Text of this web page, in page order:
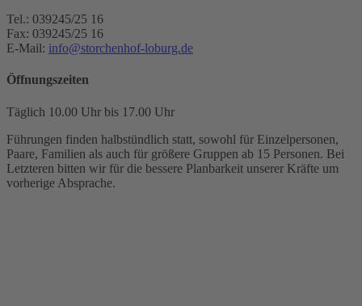
Tel.: 039245/25 16
Fax: 039245/25 16
E-Mail: info@storchenhof-loburg.de
Öffnungszeiten
Täglich 10.00 Uhr bis 17.00 Uhr
Führungen finden halbstündlich statt, sowohl für Einzelpersonen,
Paare, Familien als auch für größere Gruppen ab 15 Personen. Bei
Letzteren bitten wir für die bessere Planbarkeit unserer Kräfte um
vorherige Absprache.